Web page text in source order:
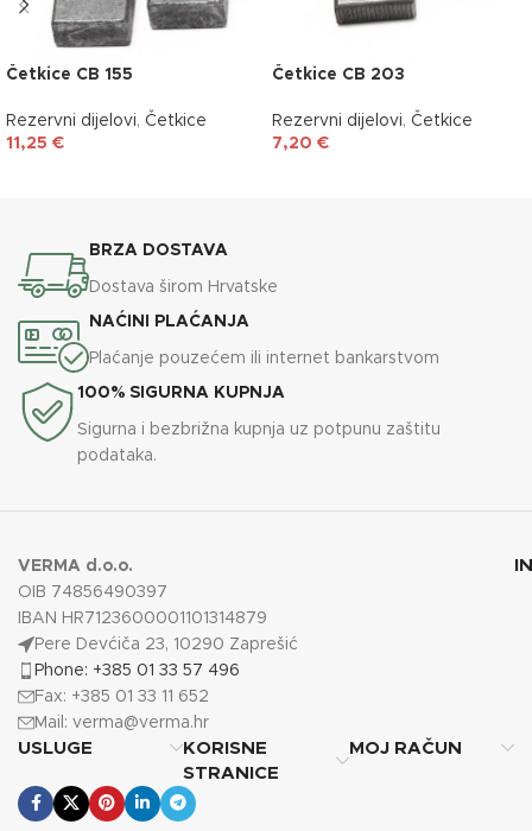
Četkice CB 155
Rezervni dijelovi, Četkice
11,25 €
Četkice CB 203
Rezervni dijelovi, Četkice
7,20 €
BRZA DOSTAVA
Dostava širom Hrvatske
NAĆINI PLAĆANJA
Plaćanje pouzećem ili internet bankarstvom
100% SIGURNA KUPNJA
Sigurna i bezbrižna kupnja uz potpunu zaštitu
podataka.
VERMA d.o.o.
OIB 74856490397
IBAN HR7123600001101314879
Pere Devćiča 23, 10290 Zaprešić
Phone: +385 01 33 57 496
Fax: +385 01 33 11 652
Mail: verma@verma.hr
USLUGE
KORISNE
STRANICE
MOJ RAČUN